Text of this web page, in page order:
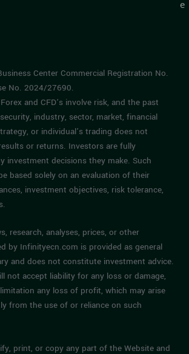
e
Center Commercial Registration No.
No. 2024/27690.
and CFD’s involve risk, and the past
industry, sector, market, financial
or individual’s trading does not
or returns. Investors are fully
investment decisions they make. Such
based solely on an evaluation of their
investment objectives, risk tolerance,
research, analyses, prices, or other
by Infinityecn.com is provided as general
and does not constitute investment advice.
not accept liability for any loss or damage,
any loss of profit, which may arise
from the use of or reliance on such
print, or copy any part of the Website and